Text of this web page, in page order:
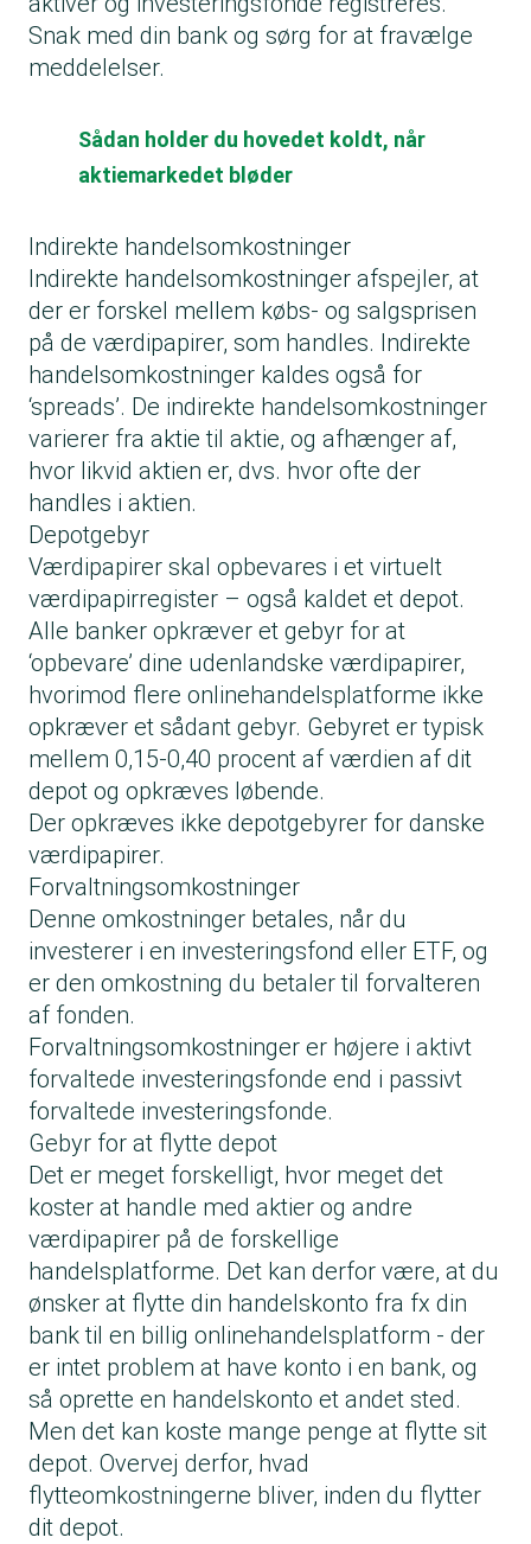
Snak med din bank og sørg for at fravælge
meddelelser.
Sådan holder du hovedet koldt, når
aktiemarkedet bløder
Indirekte handelsomkostninger
Indirekte handelsomkostninger afspejler, at
der er forskel mellem købs- og salgsprisen
på de værdipapirer, som handles. Indirekte
handelsomkostninger kaldes også for
‘spreads’. De indirekte handelsomkostninger
varierer fra aktie til aktie, og afhænger af,
hvor likvid aktien er, dvs. hvor ofte der
handles i aktien.
Depotgebyr
Værdipapirer skal opbevares i et virtuelt
værdipapirregister – også kaldet et depot.
Alle banker opkræver et gebyr for at
‘opbevare’ dine udenlandske værdipapirer,
hvorimod flere onlinehandelsplatforme ikke
opkræver et sådant gebyr. Gebyret er typisk
mellem 0,15-0,40 procent af værdien af dit
depot og opkræves løbende.
Der opkræves ikke depotgebyrer for danske
værdipapirer.
Forvaltningsomkostninger
Denne omkostninger betales, når du
investerer i en investeringsfond eller ETF, og
er den omkostning du betaler til forvalteren
af fonden.
Forvaltningsomkostninger er højere i aktivt
forvaltede investeringsfonde end i passivt
forvaltede investeringsfonde.
Gebyr for at flytte depot
Det er meget forskelligt, hvor meget det
koster at handle med aktier og andre
værdipapirer på de forskellige
handelsplatforme. Det kan derfor være, at du
ønsker at flytte din handelskonto fra fx din
bank til en billig onlinehandelsplatform - der
er intet problem at have konto i en bank, og
så oprette en handelskonto et andet sted.
Men det kan koste mange penge at flytte sit
depot. Overvej derfor, hvad
flytteomkostningerne bliver, inden du flytter
dit depot.